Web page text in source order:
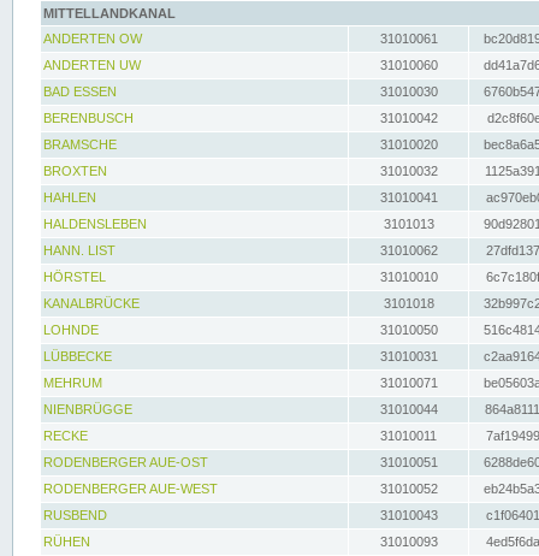
MITTELLANDKANAL
ANDERTEN OW
31010061
ANDERTEN UW
31010060
BAD ESSEN
31010030
BERENBUSCH
31010042
BRAMSCHE
31010020
BROXTEN
31010032
HAHLEN
31010041
HALDENSLEBEN
3101013
HANN. LIST
31010062
HÖRSTEL
31010010
KANALBRÜCKE
3101018
LOHNDE
31010050
LÜBBECKE
31010031
MEHRUM
31010071
NIENBRÜGGE
31010044
RECKE
31010011
RODENBERGER AUE-OST
31010051
RODENBERGER AUE-WEST
31010052
RUSBEND
31010043
RÜHEN
31010093